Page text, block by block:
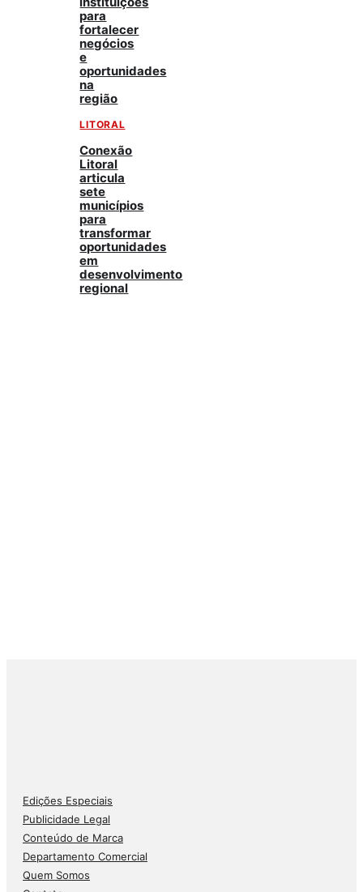
para
fortalecer
negócios
e
oportunidades
na
região
LITORAL
Conexão
Litoral
articula
sete
municípios
para
transformar
oportunidades
em
desenvolvimento
regional
Edições Especiais
Publicidade Legal
Conteúdo de Marca
Departamento Comercial
Quem Somos